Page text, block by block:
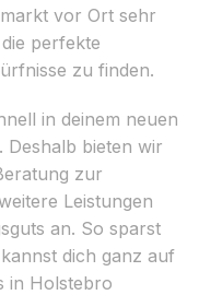
vor Ort sehr
perfekte
zu finden.
in deinem neuen
bieten wir
zur
Leistungen
an. So sparst
dich ganz auf
in Holstebro